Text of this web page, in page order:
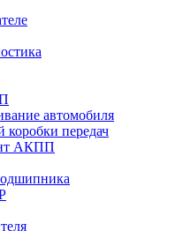
автомобиля
коробки передач
АКПП